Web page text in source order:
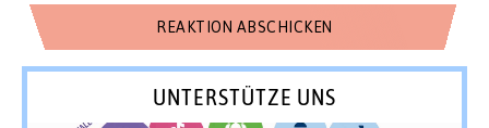
UNTERSTÜTZE UNS